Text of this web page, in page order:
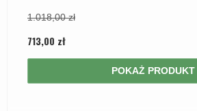
1.018,00 zł
713,00 zł
POKAŻ PRODUKT